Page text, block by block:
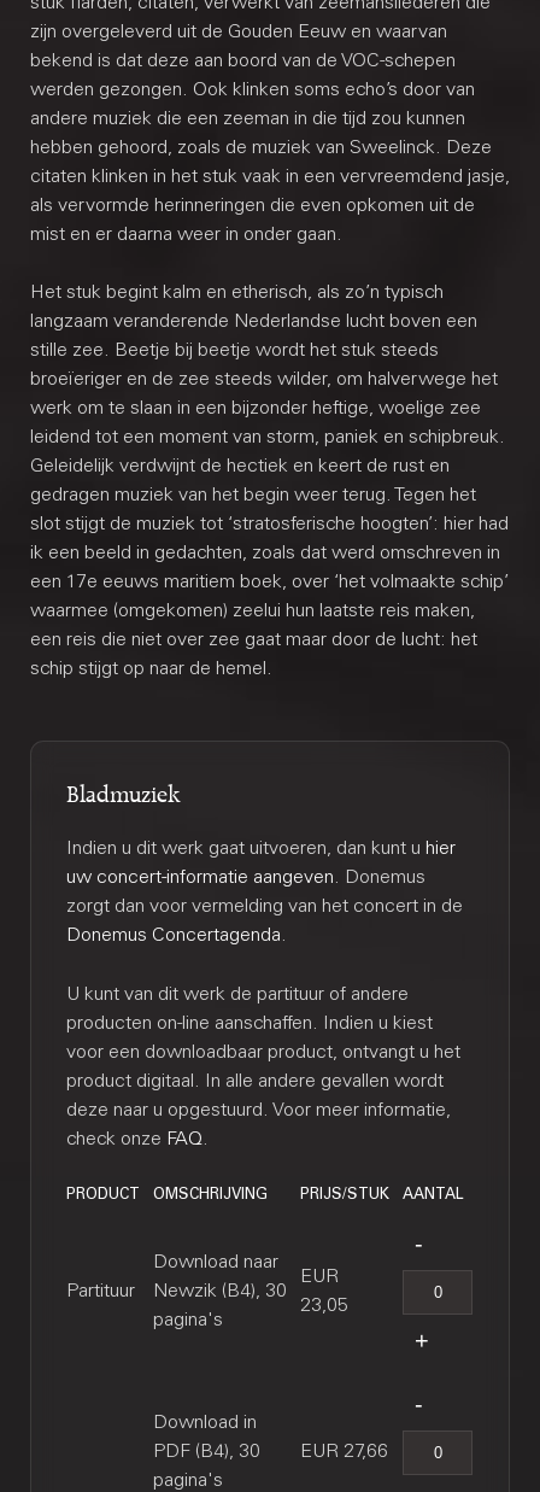
stuk flarden, citaten, verwerkt van zeemansliederen die
zijn overgeleverd uit de Gouden Eeuw en waarvan
bekend is dat deze aan boord van de VOC-schepen
werden gezongen. Ook klinken soms echo’s door van
andere muziek die een zeeman in die tijd zou kunnen
hebben gehoord, zoals de muziek van Sweelinck. Deze
citaten klinken in het stuk vaak in een vervreemdend jasje,
als vervormde herinneringen die even opkomen uit de
mist en er daarna weer in onder gaan.
Het stuk begint kalm en etherisch, als zo’n typisch
langzaam veranderende Nederlandse lucht boven een
stille zee. Beetje bij beetje wordt het stuk steeds
broeïeriger en de zee steeds wilder, om halverwege het
werk om te slaan in een bijzonder heftige, woelige zee
leidend tot een moment van storm, paniek en schipbreuk.
Geleidelijk verdwijnt de hectiek en keert de rust en
gedragen muziek van het begin weer terug. Tegen het
slot stijgt de muziek tot ‘stratosferische hoogten’: hier had
ik een beeld in gedachten, zoals dat werd omschreven in
een 17e eeuws maritiem boek, over ‘het volmaakte schip’
waarmee (omgekomen) zeelui hun laatste reis maken,
een reis die niet over zee gaat maar door de lucht: het
schip stijgt op naar de hemel.
Bladmuziek
Indien u dit werk gaat uitvoeren, dan kunt u hier
uw concert-informatie aangeven. Donemus
zorgt dan voor vermelding van het concert in de
Donemus Concertagenda.
U kunt van dit werk de partituur of andere
producten on-line aanschaffen. Indien u kiest
voor een downloadbaar product, ontvangt u het
product digitaal. In alle andere gevallen wordt
deze naar u opgestuurd. Voor meer informatie,
check onze FAQ.
PRODUCT OMSCHRIJVING PRIJS/STUK AANTAL
Partituur
Download naar
Newzik (B4), 30
pagina's
EUR
23,05
Download in
PDF (B4), 30
pagina's
EUR 27,66